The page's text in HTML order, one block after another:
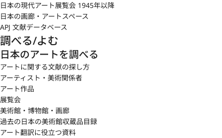
日本の現代アート展覧会 1945年以降
日本の画廊・アートスペース
APJ 文献データベース
調べる/よむ
日本のアートを調べる
アートに関する文献の探し方
アーティスト・美術関係者
アート作品
展覧会
美術館・博物館・画廊
過去の日本の美術館収蔵品目録
アート翻訳に役立つ資料